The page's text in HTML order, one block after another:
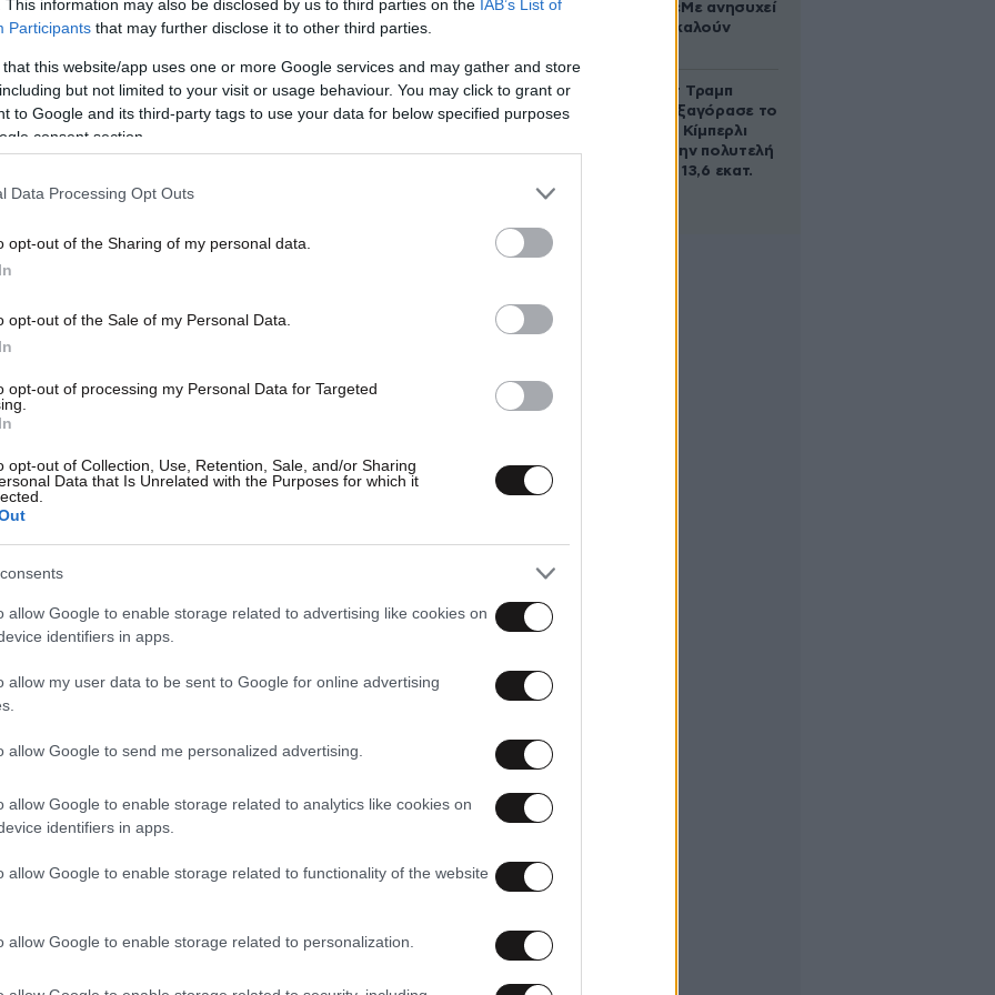
This information may also be disclosed by us to third parties on the IAB’s List of
Participants that may further disclose it to other third parties.
that this website/app uses one or more Google services and may gather and store
but not limited to your visit or usage behaviour. You may click to grant or
to Google and its third-party tags to use your data for below specified purposes
consent section.
Data Processing Opt Outs
opt-out of the Sharing of my personal data.
opt-out of the Sale of my Personal Data.
opt-out of processing my Personal Data for Targeted
opt-out of Collection, Use, Retention, Sale, and/or Sharing
Data that Is Unrelated with the Purposes for which it
allow Google to enable storage related to advertising like cookies on
identifiers in apps.
allow my user data to be sent to Google for online advertising
allow Google to send me personalized advertising.
allow Google to enable storage related to analytics like cookies on
identifiers in apps.
allow Google to enable storage related to functionality of the website
allow Google to enable storage related to personalization.
οι συσκευασίες λαθραίου καπνού θα
υπουργείου Οικονομικών, προκειμένου να
δασμών και φόρων.
Πρωτοδικών Σπάρτης.
Ρονάλντο: «Με ανησυχεί
που με αποκαλούν
Ο Ντόναλντ Τραμπ
Τζούνιορ εξαγόρασε το
μερίδιο της Κίμπερλι
Γκίλφοϊλ στην πολυτελή
έπαυλη των 13,6 εκατ.